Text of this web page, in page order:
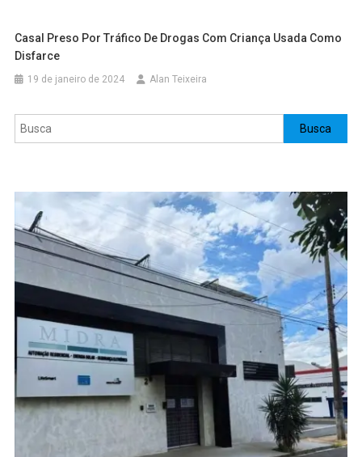
Casal Preso Por Tráfico De Drogas Com Criança Usada Como
Disfarce
19 de janeiro de 2024 Alan Teixeira
Pesquisar Busca